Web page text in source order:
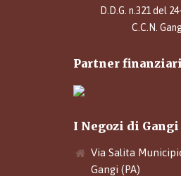
D.D.G. n.321 del
C.C.N.
Partner
I Negozi di Gangi
Via Salita
Gangi (PA)